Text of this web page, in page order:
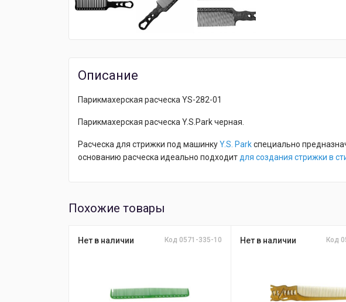
Описание
Парикмахерская расческа YS-282-01
Парикмахерская расческа Y.S.Park черная.
Расческа для стрижки под машинкуY.S. Parkспециально
основанию расческа идеально подходит для создания стрижки в
Похожие товары
Нет в наличии Код 0571-335-10 Нет в наличии Код